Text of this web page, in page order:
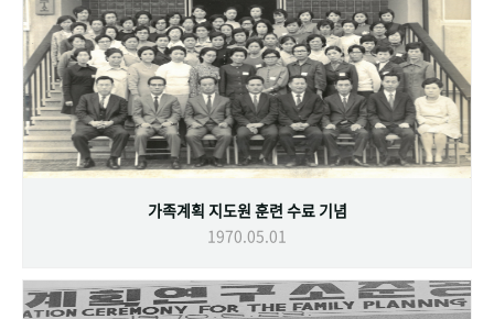
가족계획 지도원 훈련 수료 기념
1970.05.01